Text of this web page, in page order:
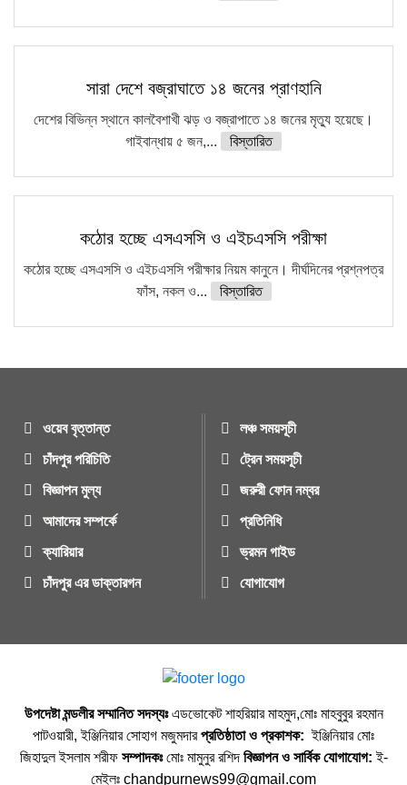
সারা দেশে বজ্রাঘাতে ১৪ জনের প্রাণহানি
দেশের বিভিন্ন স্থানে কালবৈশাখী ঝড় ও বজ্রাপাতে ১৪ জনের মৃত্যু হয়েছে।
গাইবান্ধায় ৫ জন,...
বিস্তারিত
কঠোর হচ্ছে এসএসসি ও এইচএসসি পরীক্ষা
কঠোর হচ্ছে এসএসসি ও এইচএসসি পরীক্ষার নিয়ম কানুনে। দীর্ঘদিনের প্রশ্নপত্র
ফাঁস, নকল ও...
বিস্তারিত
ওয়েব বৃত্তান্ত
চাঁদপুর পরিচিতি
বিজ্ঞাপন মুল্য
আমাদের সম্পর্কে
ক্যারিয়ার
চাঁদপুর এর ডাক্তারগন
লঞ্চ সময়সূচী
ট্রেন সময়সূচী
জরুরী ফোন নম্বর
প্রতিনিধি
ভ্রমন গাইড
যোগাযোগ
উপদেষ্টা মন্ডলীর সম্মানিত সদস্যঃএডভোকেট শাহরিয়ার মাহমুদ,মোঃ মাহবুবুর রহমান
পাটওয়ারী, ইঞ্জিনিয়ার সোহাগ মজুমদারপ্রতিষ্ঠাতা ও প্রকাশক: ইঞ্জিনিয়ার মোঃ
জিহাদুল ইসলাম শরীফ সম্পাদকঃমোঃ মামুনুর রশিদ বিজ্ঞাপন ও সার্বিক যোগাযোগ: ই-
মেইলঃ chandpurnews99@gmail.com